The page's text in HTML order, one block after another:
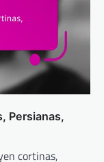
Persianas,
cortinas,